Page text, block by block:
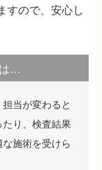
すので、安心し
…
当が変わると
り、検査結果
施術を受けら